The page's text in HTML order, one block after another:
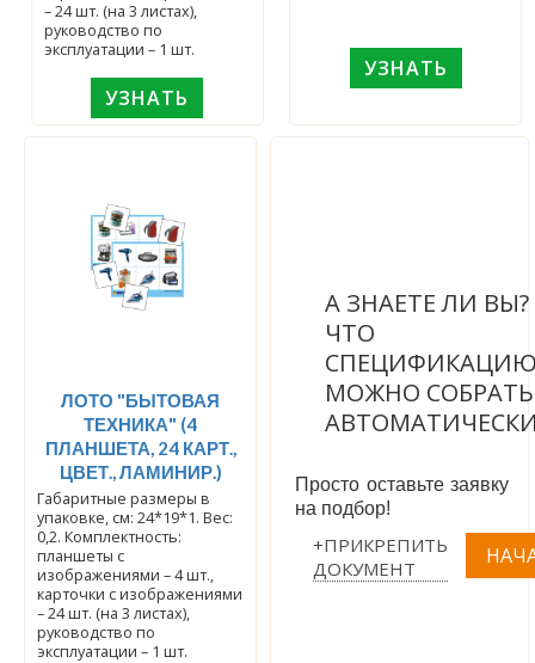
– 24 шт. (на 3 листах),
руководство по
эксплуатации – 1 шт.
УЗНАТЬ
УЗНАТЬ
ЛОТО "БЫТОВАЯ
ТЕХНИКА" (4
ПЛАНШЕТА, 24 КАРТ.,
ЦВЕТ., ЛАМИНИР.)
Габаритные размеры в
упаковке, см: 24*19*1. Вес:
0,2. Комплектность:
планшеты с
изображениями – 4 шт.,
карточки с изображениями
– 24 шт. (на 3 листах),
руководство по
эксплуатации – 1 шт.
А ЗНАЕТЕ ЛИ ВЫ?
ЧТО
МОЖНО СОБРАТЬ
Просто оставьте заявку
на подбор!
+ПРИКРЕПИТЬ
ДОКУМЕНТ